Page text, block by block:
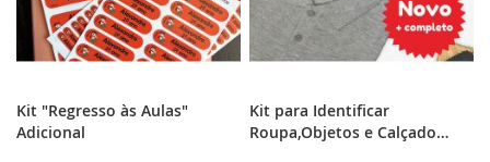
Kit "Regresso às Aulas"
Adicional
Kit para Identificar
Roupa,Objetos e Calçado